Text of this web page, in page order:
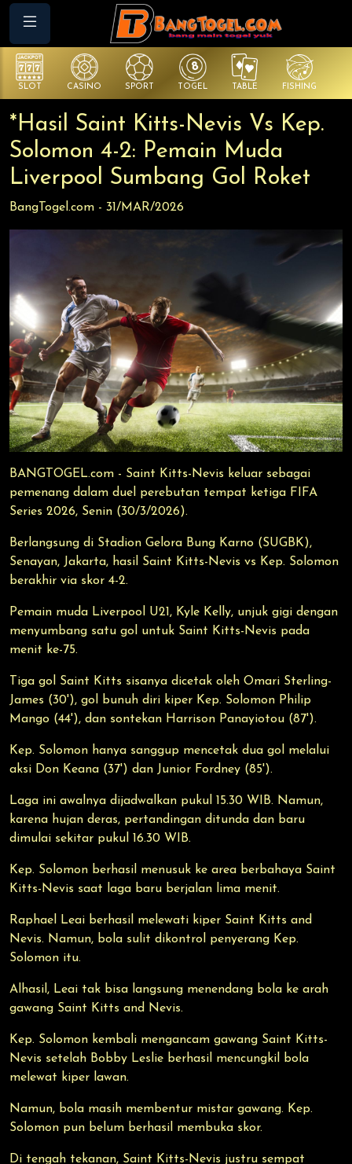
SLOT CASINO SPORT TOGEL TABLE FISHING
*Hasil Saint Kitts-Nevis Vs Kep.
Solomon 4-2: Pemain Muda
Liverpool Sumbang Gol Roket
BangTogel.com - 31/MAR/2026
BANGTOGEL.com - Saint Kitts-Nevis keluar sebagai
pemenang dalam duel perebutan tempat ketiga FIFA
Series 2026, Senin (30/3/2026).
Berlangsung di Stadion Gelora Bung Karno (SUGBK),
Senayan, Jakarta, hasil Saint Kitts-Nevis vs Kep. Solomon
berakhir via skor 4-2.
Pemain muda Liverpool U21, Kyle Kelly, unjuk gigi dengan
menyumbang satu gol untuk Saint Kitts-Nevis pada
menit ke-75.
Tiga gol Saint Kitts sisanya dicetak oleh Omari Sterling-
James (30'), gol bunuh diri kiper Kep. Solomon Philip
Mango (44'), dan sontekan Harrison Panayiotou (87').
Kep. Solomon hanya sanggup mencetak dua gol melalui
aksi Don Keana (37') dan Junior Fordney (85').
Laga ini awalnya dijadwalkan pukul 15.30 WIB. Namun,
karena hujan deras, pertandingan ditunda dan baru
dimulai sekitar pukul 16.30 WIB.
Kep. Solomon berhasil menusuk ke area berbahaya Saint
Kitts-Nevis saat laga baru berjalan lima menit.
Raphael Leai berhasil melewati kiper Saint Kitts and
Nevis. Namun, bola sulit dikontrol penyerang Kep.
Solomon itu.
Alhasil, Leai tak bisa langsung menendang bola ke arah
gawang Saint Kitts and Nevis.
Kep. Solomon kembali mengancam gawang Saint Kitts-
Nevis setelah Bobby Leslie berhasil mencungkil bola
melewat kiper lawan.
Namun, bola masih membentur mistar gawang. Kep.
Solomon pun belum berhasil membuka skor.
Di tengah tekanan, Saint Kitts-Nevis justru sempat